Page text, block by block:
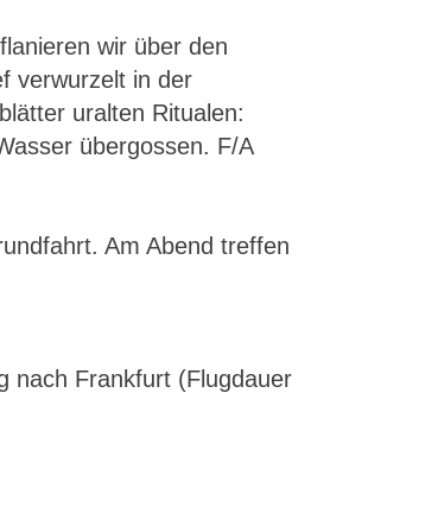
wir über den
verwurzelt in der
uralten Ritualen:
übergossen. F/A
Am Abend treffen
nach Frankfurt (Flugdauer